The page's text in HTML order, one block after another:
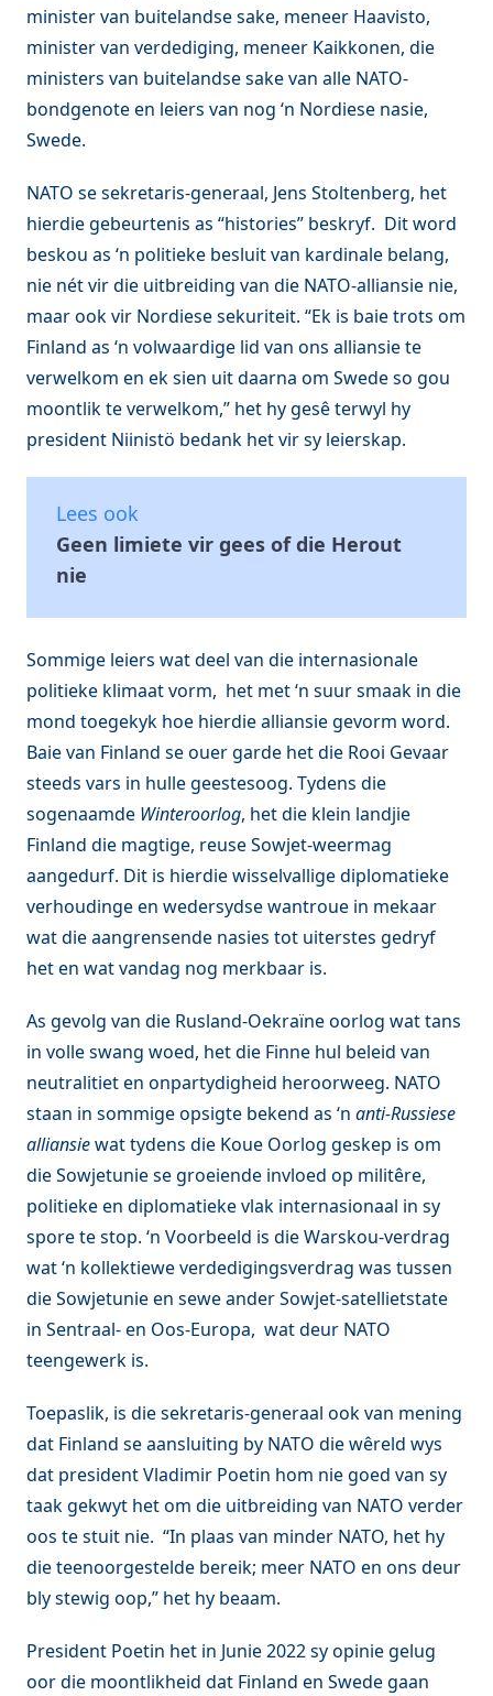
minister van buitelandse sake, meneer Haavisto,
minister van verdediging, meneer Kaikkonen, die
ministers van buitelandse sake van alle NATO-
bondgenote en leiers van nog ‘n Nordiese nasie,
Swede.
NATO se sekretaris-generaal, Jens Stoltenberg, het
hierdie gebeurtenis as “histories” beskryf. Dit word
beskou as ‘n politieke besluit van kardinale belang,
nie nét vir die uitbreiding van die NATO-alliansie nie,
maar ook vir Nordiese sekuriteit. “Ek is baie trots om
Finland as ‘n volwaardige lid van ons alliansie te
verwelkom en ek sien uit daarna om Swede so gou
moontlik te verwelkom,” het hy gesê terwyl hy
president Niinistö bedank het vir sy leierskap.
Lees ook
Geen limiete vir gees of die Herout
nie
Sommige leiers wat deel van die internasionale
politieke klimaat vorm, het met ‘n suur smaak in die
mond toegekyk hoe hierdie alliansie gevorm word.
Baie van Finland se ouer garde het die Rooi Gevaar
steeds vars in hulle geestesoog. Tydens die
sogenaamde Winteroorlog, het die klein landjie
Finland die magtige, reuse Sowjet-weermag
aangedurf. Dit is hierdie wisselvallige diplomatieke
verhoudinge en wedersydse wantroue in mekaar
wat die aangrensende nasies tot uiterstes gedryf
het en wat vandag nog merkbaar is.
As gevolg van die Rusland-Oekraïne oorlog wat tans
in volle swang woed, het die Finne hul beleid van
neutralitiet en onpartydigheid heroorweeg. NATO
staan in sommige opsigte bekend as ‘n anti-Russiese
alliansiewat tydens die Koue Oorlog geskep is om
die Sowjetunie se groeiende invloed op militêre,
politieke en diplomatieke vlak internasionaal in sy
spore te stop. ‘n Voorbeeld is die Warskou-verdrag
wat ‘n kollektiewe verdedigingsverdrag was tussen
die Sowjetunie en sewe ander Sowjet-satellietstate
in Sentraal- en Oos-Europa, wat deur NATO
teengewerk is.
Toepaslik, is die sekretaris-generaal ook van mening
dat Finland se aansluiting by NATO die wêreld wys
dat president Vladimir Poetin hom nie goed van sy
taak gekwyt het om die uitbreiding van NATO verder
oos te stuit nie. “In plaas van minder NATO, het hy
die teenoorgestelde bereik; meer NATO en ons deur
bly stewig oop,” het hy beaam.
President Poetin het in Junie 2022 sy opinie gelug
oor die moontlikheid dat Finland en Swede gaan